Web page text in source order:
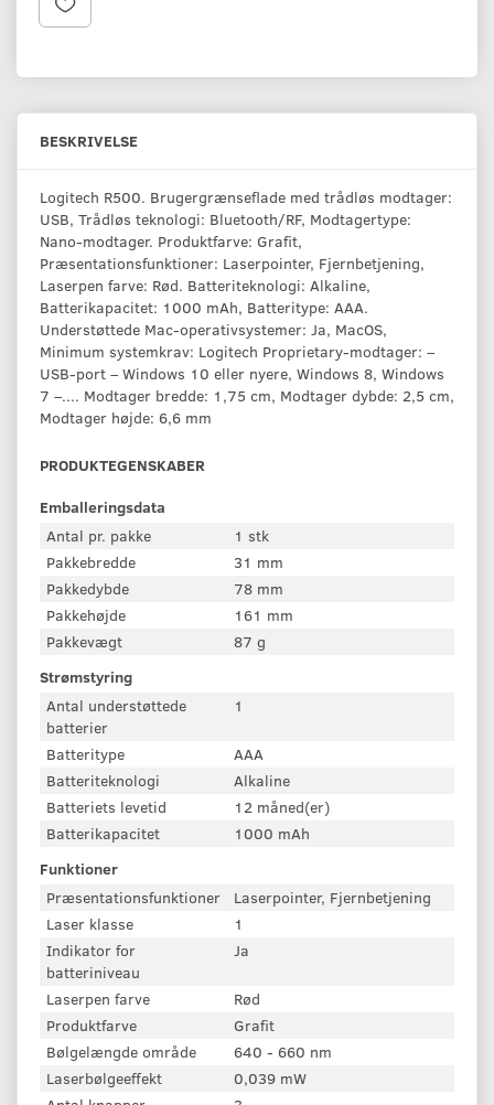
BESKRIVELSE
Logitech R500. Brugergrænseflade med trådløs modtager:
USB, Trådløs teknologi: Bluetooth/RF, Modtagertype:
Nano-modtager. Produktfarve: Grafit,
Præsentationsfunktioner: Laserpointer, Fjernbetjening,
Laserpen farve: Rød. Batteriteknologi: Alkaline,
Batterikapacitet: 1000 mAh, Batteritype: AAA.
Understøttede Mac-operativsystemer: Ja, MacOS,
Minimum systemkrav: Logitech Proprietary-modtager: –
USB-port – Windows 10 eller nyere, Windows 8, Windows
7 –.... Modtager bredde: 1,75 cm, Modtager dybde: 2,5 cm,
Modtager højde: 6,6 mm
PRODUKTEGENSKABER
Emballeringsdata
Antal pr. pakke
1 stk
Pakkebredde
31 mm
Pakkedybde
78 mm
Pakkehøjde
161 mm
Pakkevægt
87 g
Strømstyring
Antal understøttede
batterier
1
Batteritype
AAA
Batteriteknologi
Alkaline
Batteriets levetid
12 måned(er)
Batterikapacitet
1000 mAh
Funktioner
Præsentationsfunktioner
Laserpointer, Fjernbetjening
Laser klasse
1
Indikator for
batteriniveau
Ja
Laserpen farve
Rød
Produktfarve
Grafit
Bølgelængde område
640 - 660 nm
Laserbølgeeffekt
0,039 mW